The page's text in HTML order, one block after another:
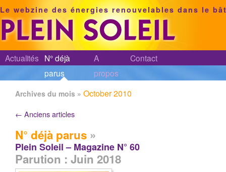
Le webzine des énergies renouvelables dans le
Actualités N° déjà
parus
A
propos
Contact
Archives du mois » October 2010
← Anciens articles
N° déjà parus »
Plein Soleil – Magazine N° 60
Parution : Juin 2018